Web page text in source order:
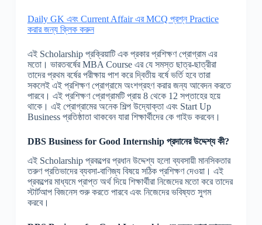
Daily GK এবং Current Affair এর MCQ প্রশ্ন Practice
করার জন্য ক্লিক করুন
এই Scholarship প্রক্রিয়াটি এক প্রকার প্রশিক্ষণ প্রোগ্রাম এর
মতো। ভারতবর্ষের MBA Course এর যে সমস্ত ছাত্র-ছাত্রীরা
তাদের প্রথম বর্ষের পরীক্ষায় পাশ করে দ্বিতীয় বর্ষে ভর্তি হবে তারা
সকলেই এই প্রশিক্ষণ প্রোগ্রামে অংশগ্রহণ করার জন্য আবেদন করতে
পারবে। এই প্রশিক্ষণ প্রোগ্রামটি প্রায় 8 থেকে 12 সপ্তাহের হয়ে
থাকে। এই প্রোগ্রামের অনেক শিল্প উদ্যোক্তা এবং Start Up
Business প্রতিষ্ঠাতা থাকবেন যারা শিক্ষার্থীদের কে গাইড করবেন।
DBS Business for Good Internshipপ্রদানের উদ্দেশ্য কী?
এই Scholarship প্রকল্পের প্রধান উদ্দেশ্য হলো ব্যবসায়ী মানসিকতার
তরুণ প্রতিভাদের ব্যবসা-বাণিজ্য বিষয়ে সঠিক প্রশিক্ষণ দেওয়া। এই
প্রকল্পের মাধ্যমে প্রাপ্ত অর্থ দিয়ে শিক্ষার্থীরা নিজেদের মতো করে তাদের
স্টার্টআপ বিজনেস শুরু করতে পারবে এবং নিজেদের ভবিষ্যত সুগম
করবে।